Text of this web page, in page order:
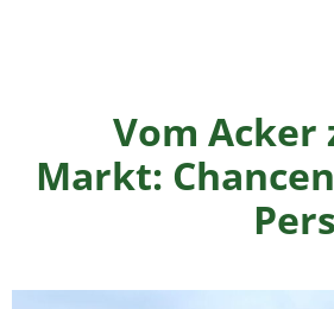
Vom Acker
Markt: